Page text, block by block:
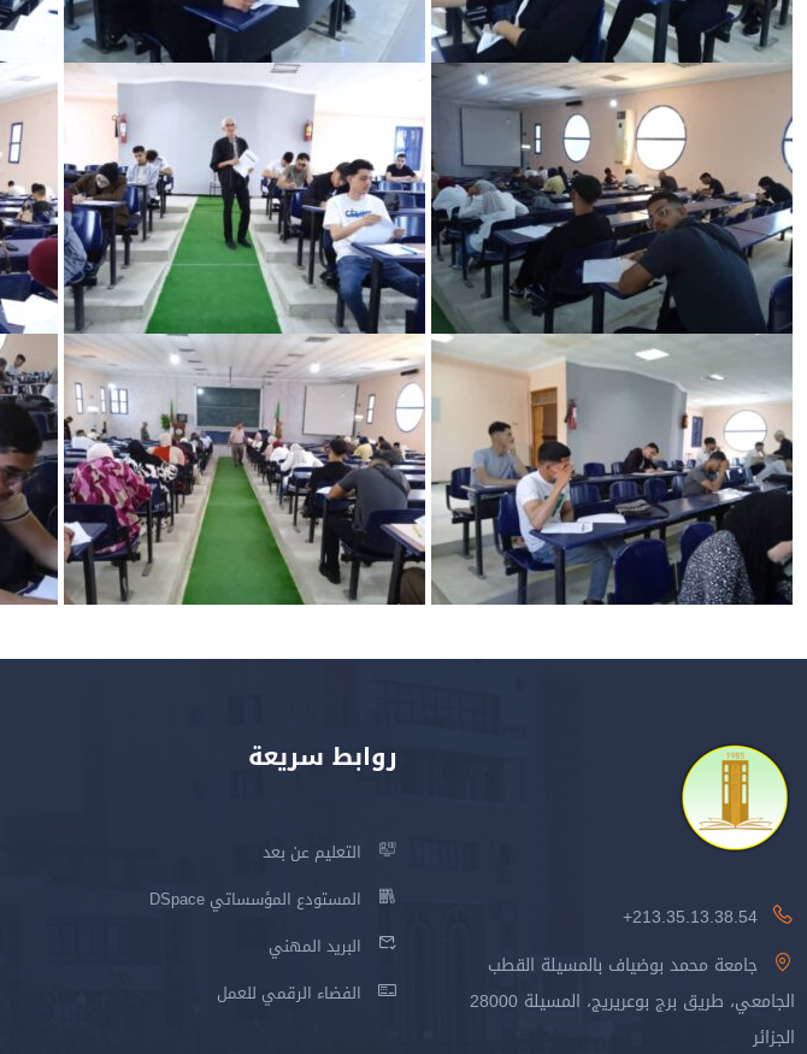
213.35.13.38.54+
جامعة محمد بوضياف بالمسيلة القطب
الجامعي، طريق برج بوعريريج، المسيلة 28000
الجزائر
روابط سريعة
التعليم عن بعد
المستودع المؤسساتي DSpace
البريد المهني
الفضاء الرقمي للعمل